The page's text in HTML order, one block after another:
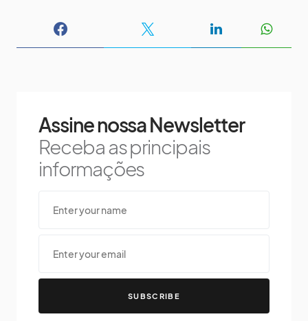
Assine nossa Newsletter
Receba as principais
informações
SUBSCRIBE